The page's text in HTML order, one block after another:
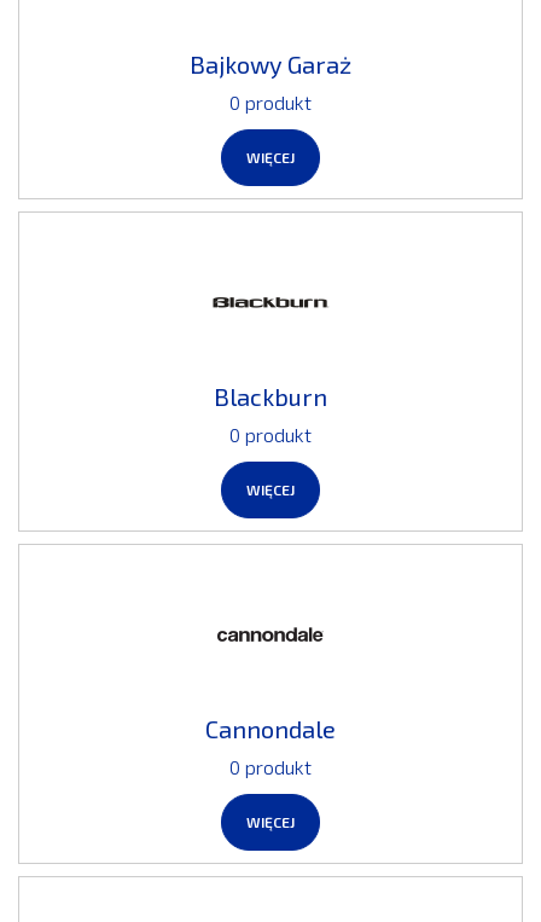
Bajkowy Garaż
0 produkt
WIĘCEJ
Blackburn
0 produkt
WIĘCEJ
Cannondale
0 produkt
WIĘCEJ